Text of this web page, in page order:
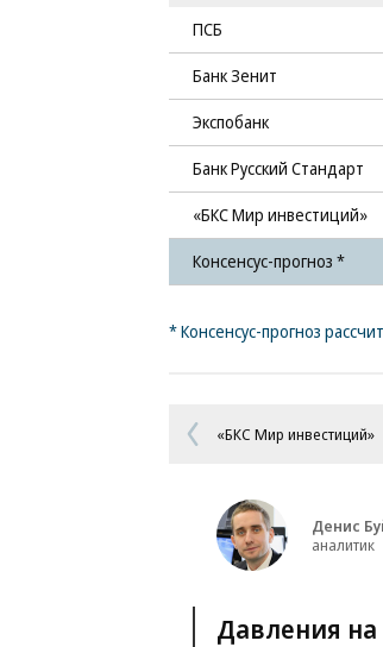
ПСБ
Банк Зенит
Экспобанк
Банк Русский Стандарт
«БКС Мир инвестиций»
Консенсус-прогноз *
* Консенсус-прогноз
«БКС Мир инвестиций»
Денис
аналитик
Давления